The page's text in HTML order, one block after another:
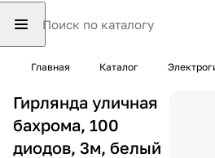
Главная Каталог
Гирлянда уличная
бахрома, 100
диодов, 3м, белый